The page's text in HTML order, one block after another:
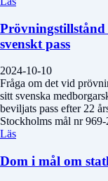
Prövningstillstånd
svenskt pass
2024-10-10
Fråga om det vid
sitt svenska
beviljats pass efter 22
Stockholms mål nr 969-
Läs
Dom i mål om